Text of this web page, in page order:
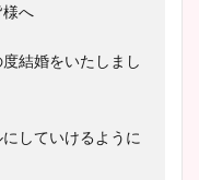
々アナのカップ画像や
様へ
結婚をいたしまし
していけるように